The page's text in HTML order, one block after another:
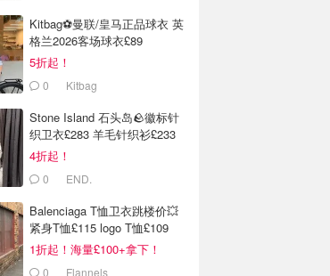
Kitbag⚽️曼联/皇马正品球衣 英
格兰2026客场球衣£89
5折起！
0 Kitbag
Stone Island 石头岛🪨徽标针
织卫衣£283 羊毛针织衫£233
4折起！
0 END.
Balenciaga T恤卫衣跳楼价💥
紧身T恤£115 logo T恤£109
1折起！海量£100+拿下！
0 Flannels